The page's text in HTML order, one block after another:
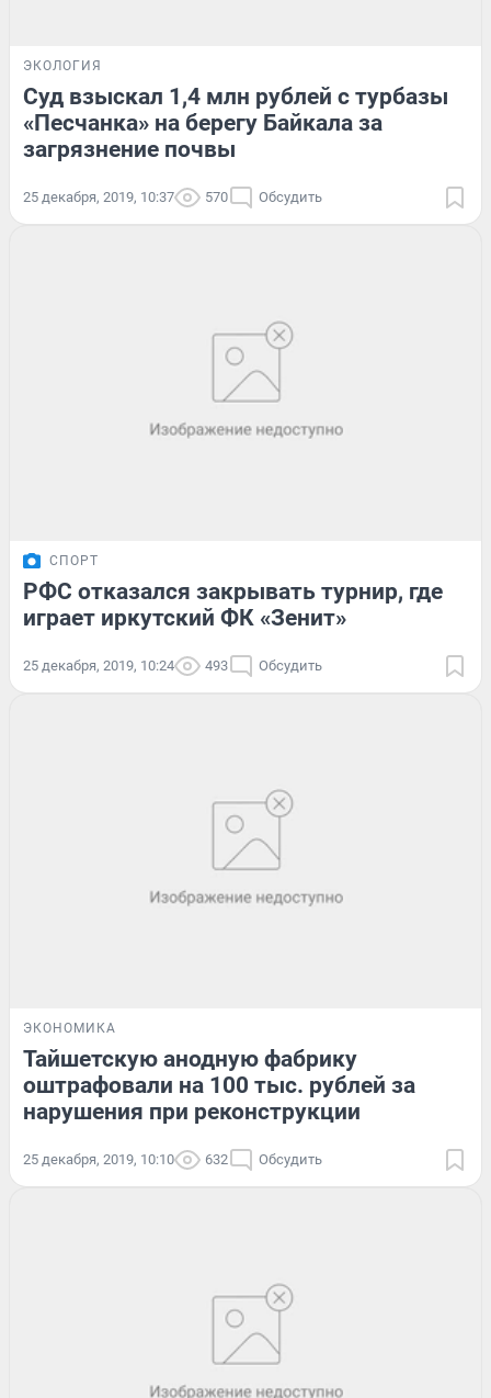
ЭКОЛОГИЯ
Суд взыскал 1,4 млн рублей с турбазы
«Песчанка» на берегу Байкала за
загрязнение почвы
25 декабря, 2019, 10:37 570 Обсудить
СПОРТ
РФС отказался закрывать турнир, где
играет иркутский ФК «Зенит»
25 декабря, 2019, 10:24 493 Обсудить
ЭКОНОМИКА
Тайшетскую анодную фабрику
оштрафовали на 100 тыс. рублей за
нарушения при реконструкции
25 декабря, 2019, 10:10 632 Обсудить